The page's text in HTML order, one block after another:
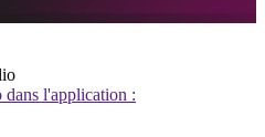
dans l'application :